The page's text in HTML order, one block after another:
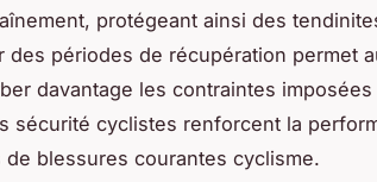
protégeant ainsi des
des périodes de récupération permet
davantage les contraintes
sécurité cyclistes renforcent la
de blessures courantes cyclisme.